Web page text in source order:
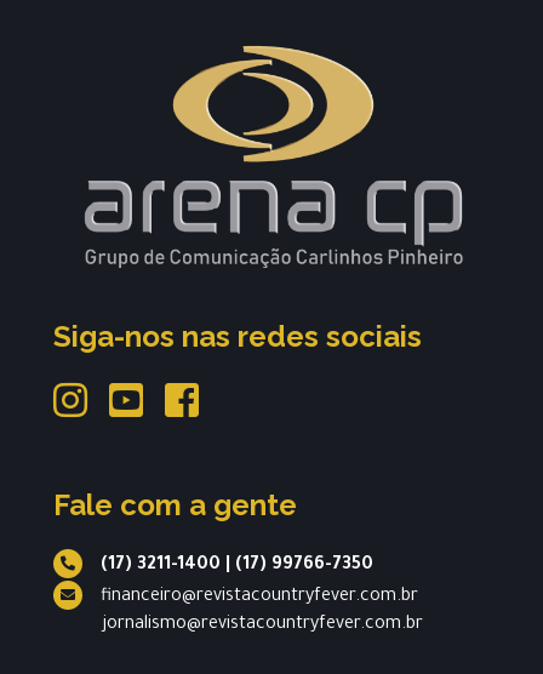
Siga-nos nas redes sociais
Fale com a gente
(17) 3211-1400
(17) 99766-7350
financeiro@revistacountryfever.com.br
jornalismo@revistacountryfever.com.br